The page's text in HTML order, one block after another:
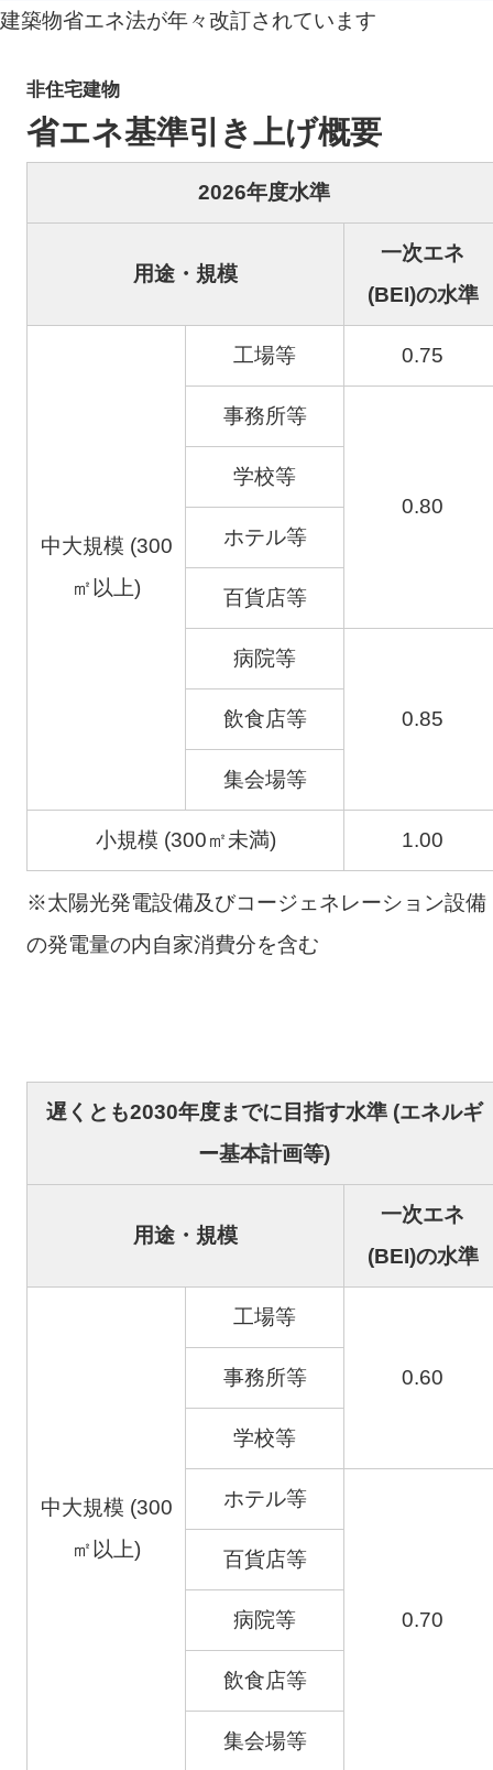
建築物省エネ法が年々改訂されています
非住宅建物
省エネ基準引き上げ概要
2026年度水準
用途・規模
一次エネ
(BEI)の水準
中大規模 (300
㎡以上)
工場等 0.75
事務所等
0.80
学校等
ホテル等
百貨店等
病院等
0.85
飲食店等
集会場等
小規模 (300㎡未満) 1.00
※太陽光発電設備及びコージェネレーション設備
の発電量の内自家消費分を含む
遅くとも2030年度までに目指す水準 (エネルギ
ー基本計画等)
用途・規模
一次エネ
(BEI)の水準
中大規模 (300
㎡以上)
工場等
0.60
事務所等
学校等
ホテル等
0.70
百貨店等
病院等
飲食店等
集会場等